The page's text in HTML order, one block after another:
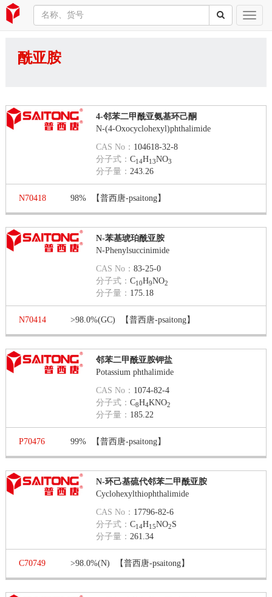
酰亚胺
4-邻苯二甲酰亚氨基环己酮
N-(4-Oxocyclohexyl)phthalimide
CAS No： 104618-32-8
分子式：C14H13NO3
分子量：243.26
N70418 98% 【普西唐-psaitong】
N-苯基琥珀酰亚胺
N-Phenylsuccinimide
CAS No：83-25-0
分子式：C10H9NO2
分子量： 175.18
N70414 >98.0%(GC) 【普西唐-psaitong】
邻苯二甲酰亚胺钾盐
Potassium phthalimide
CAS No： 1074-82-4
分子式：C8H4KNO2
分子量： 185.22
P70476 99% 【普西唐-psaitong】
N-环己基硫代邻苯二甲酰亚胺
Cyclohexylthiophthalimide
CAS No： 17796-82-6
分子式：C14H15NO2S
分子量：261.34
C70749 >98.0%(N) 【普西唐-psaitong】